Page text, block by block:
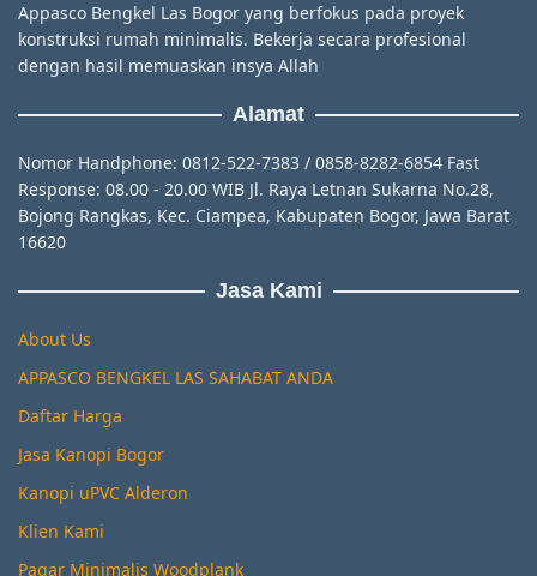
Appasco Bengkel Las Bogor yang berfokus pada proyek
konstruksi rumah minimalis. Bekerja secara profesional
dengan hasil memuaskan insya Allah
Alamat
Nomor Handphone: 0812-522-7383 / 0858-8282-6854 Fast
Response: 08.00 - 20.00 WIB Jl. Raya Letnan Sukarna No.28,
Bojong Rangkas, Kec. Ciampea, Kabupaten Bogor, Jawa Barat
16620
Jasa Kami
About Us
APPASCO BENGKEL LAS SAHABAT ANDA
Daftar Harga
Jasa Kanopi Bogor
Kanopi uPVC Alderon
Klien Kami
Pagar Minimalis Woodplank